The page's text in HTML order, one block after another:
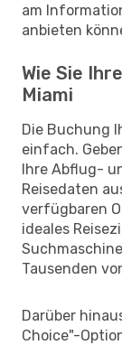
am
anbieten
Wie Sie
Miami
Die Buchung
einfach.
Ihre Abflug-
Reisedaten
verfügbaren
ideales
Tausenden
Darüber
Choice"-